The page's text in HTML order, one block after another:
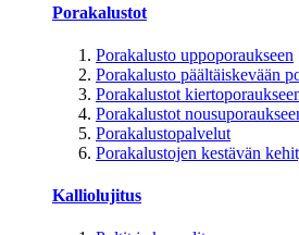
Porakalustot
Porakalusto uppoporaukseen
Porakalusto päältäiskevään
Porakalustot
Porakalustot
Porakalustopalvelut
Porakalustojen kestävän
Kalliolujitus